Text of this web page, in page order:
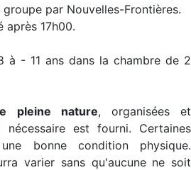
par Nouvelles-Frontières.
après 17h00.
à - 11 ans dans la chambre de 2
pleine nature, organisées et
nécessaire est fourni. Certaines
bonne condition physique.
varier sans qu'aucune ne soit